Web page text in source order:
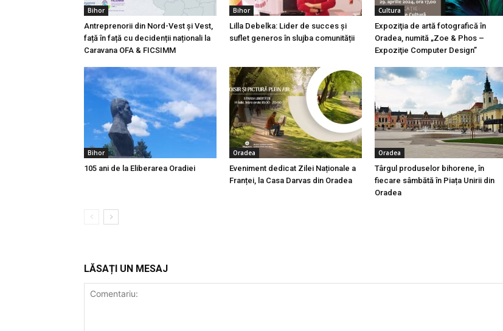
Bihor
Antreprenorii din Nord-Vest și Vest,
față în față cu decidenții naționali la
Caravana OFA & FICSIMM
Bihor
Lilla Debelka: Lider de succes și
suflet generos în slujba comunității
Cultura
Expoziţia de artă fotografică în
Oradea, numită „Zoe & Phos –
Expoziţie Computer Design”
Bihor
105 ani de la Eliberarea Oradiei
Oradea
Eveniment dedicat Zilei Naționale a
Franței, la Casa Darvas din Oradea
Oradea
Târgul produselor bihorene, în
fiecare sâmbătă în Piața Unirii din
Oradea
LĂSAȚI UN MESAJ